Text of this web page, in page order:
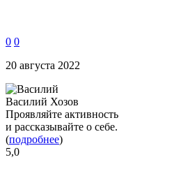
0 0
20 августа 2022
Василий Хозов
Проявляйте активность
и рассказывайте о себе.
(подробнее)
5,0